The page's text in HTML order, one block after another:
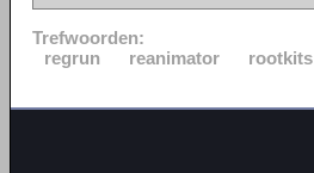
Trefwoorden:
regrun
reanimator rootkits